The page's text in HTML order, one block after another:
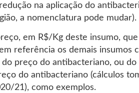
na aplicação do
a nomenclatura pode mudar).
em R$/Kg deste insumo,
referência os demais insumos
preço do antibacteriano, ou do
do antibacteriano (cálculos
21), como exemplos.